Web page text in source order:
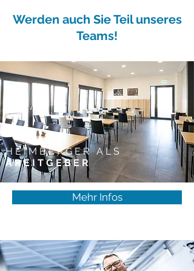
Werden auch Sie Teil unseres
Teams!
HEIMBERGER ALS
AREITGEBER
Mehr Infos